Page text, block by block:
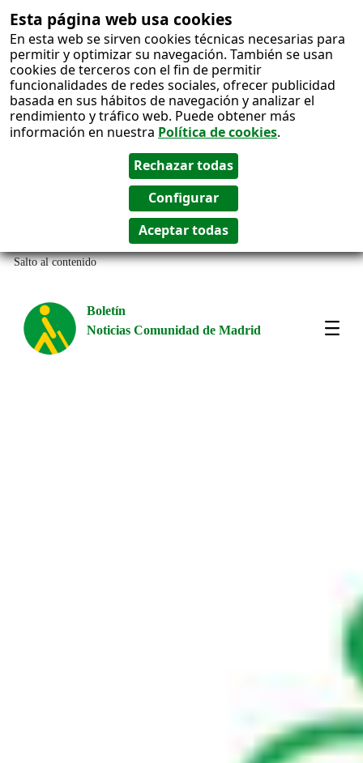
Esta página web usa cookies
En esta web se sirven cookies técnicas necesarias para
permitir y optimizar su navegación. También se usan
cookies de terceros con el fin de permitir
funcionalidades de redes sociales, ofrecer publicidad
basada en sus hábitos de navegación y analizar el
rendimiento y tráfico web. Puede obtener más
información en nuestra Política de cookies.
Salto al contenido
Boletín
Noticias Comunidad de Madrid